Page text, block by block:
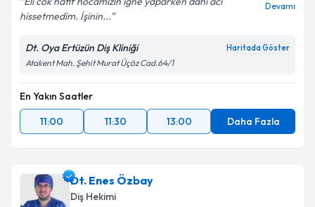
hissetmedim. İşinin...
Devamı
Dt. Oya Ertüzün Diş Kliniği Haritada Göster
Atakent Mah. Şehit Murat Üçöz Cad.64/1
En Yakın Saatler
11:00
11:30 13:00 Daha Fazla
Dt. Enes Özbay
Diş Hekimi